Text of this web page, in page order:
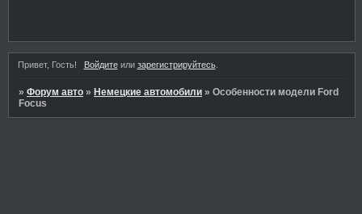
Привет, Гость! Войдитеили зарегистрируйтесь.
»Форум авто » Немецкие автомобили »Особенности модели Ford
Focus